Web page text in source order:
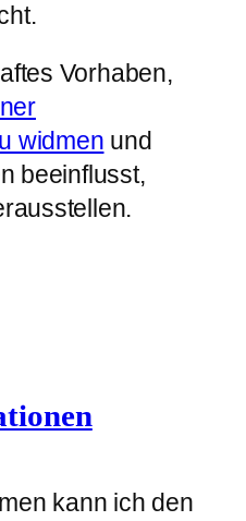
Vorhaben,
widmen und
beeinflusst,
kann ich den